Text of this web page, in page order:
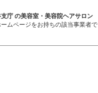
庁 の美容室・美容院ヘアサロン
ムページをお持ちの該当事業者で